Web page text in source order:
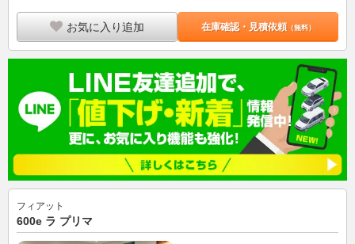
お気に入り追加 在庫確認・見積依頼（無料）
フィアット
600e ラ プリマ